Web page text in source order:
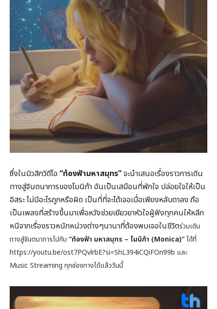
ซึ่งในมิวสิกวิดีโอ “ท้องฟ้ามหาสมุทร”จะนำเสนอเรื่องราวการเดิน
ทางสู่จินตนาการของโมนิก้า อันเป็นเสมือนที่พักใจ ปล่อยใจให้เป็น
อิสระ ไม่มีอะไรถูกหรือผิด เป็นที่ที่จะได้เจอเมื่อเพียงหลับตาลง ถือ
เป็นเพลงที่สร้างขึ้นมาเพื่อหวังช่วยเยียวยาหัวใจผู้ฟังทุกคนให้หลีก
หนีจากเรื่องราวหนักหน่วงต่างๆนานาที่ต้องพบเจอในชีวิตร่วมเดิน
ทางสู่จินตนาการไปกับ “ท้องฟ้า มหาสมุทร – โมนิก้า (Monica)”ได้ที่
https://youtu.be/ost7PQvlrbE?si=ShL394iCQiFOn99b และ
Music Streaming ทุกช่องทางได้แล้ววันนี้